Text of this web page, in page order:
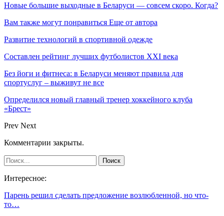
Новые большие выходные в Беларуси — совсем скоро. Когда?
Вам также могут понравиться Еще от автора
Развитие технологий в спортивной одежде
Составлен рейтинг лучших футболистов XXI века
Без йоги и фитнеса: в Беларуси меняют правила для
спортуслуг – выживут не все
Определился новый главный тренер хоккейного клуба
«Брест»
Prev Next
Комментарии закрыты.
Интересное:
Парень решил сделать предложение возлюбленной, но что-
то…